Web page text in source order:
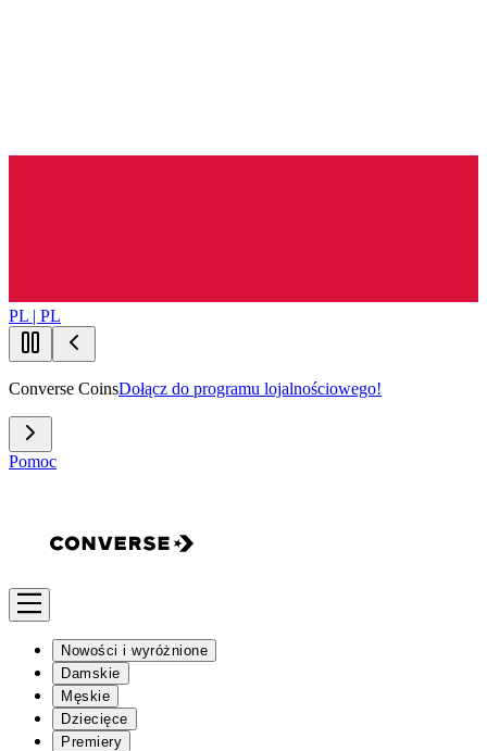
PL | PL
Converse CoinsDołącz do programu lojalnościowego!
Pomoc
Nowości i wyróżnione
Damskie
Męskie
Dziecięce
Premiery